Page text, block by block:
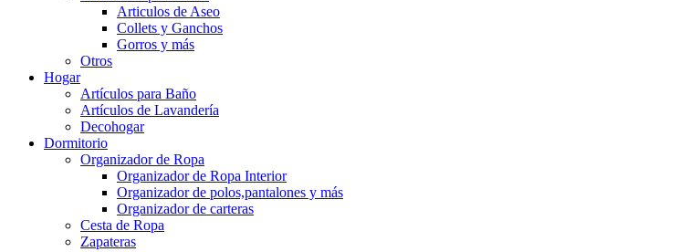
Articulos de Aseo
Collets y Ganchos
Gorros y más
Otros
Hogar
Artículos para Baño
Artículos de Lavandería
Decohogar
Dormitorio
Organizador de Ropa
Organizador de Ropa Interior
Organizador de polos,pantalones y más
Organizador de carteras
Cesta de Ropa
Zapateras